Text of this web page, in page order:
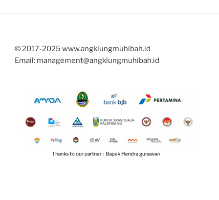
© 2017-2025 www.angklungmuhibah.id
Email: management@angklungmuhibah.id